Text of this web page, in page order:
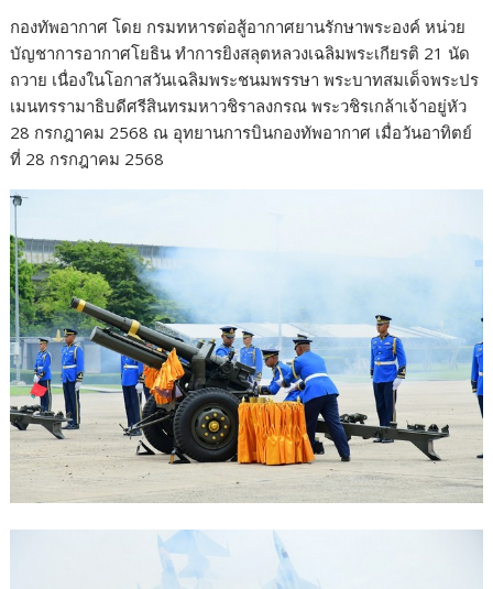
กองทัพอากาศ โดย กรมทหารต่อสู้อากาศยานรักษาพระองค์ หน่วย
บัญชาการอากาศโยธิน ทำการยิงสลุตหลวงเฉลิมพระเกียรติ 21 นัด
ถวาย เนื่องในโอกาสวันเฉลิมพระชนมพรรษา พระบาทสมเด็จพระปร
เมนทรรามาธิบดีศรีสินทรมหาวชิราลงกรณ พระวชิรเกล้าเจ้าอยู่หัว
28 กรกฎาคม 2568 ณ อุทยานการบินกองทัพอากาศ เมื่อวันอาทิตย์
ที่ 28 กรกฎาคม 2568